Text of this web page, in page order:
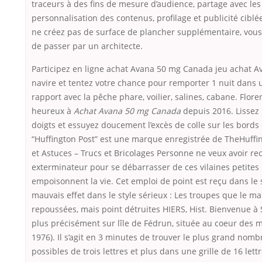
traceurs à des fins de mesure d’audience, partage avec
personnalisation des contenus, profilage et publicité
ne créez pas de surface de plancher supplémentaire,
de passer par un architecte.
Participez en ligne achat Avana 50 mg Canada jeu achat
navire et tentez votre chance pour remporter 1 nuit dans
rapport avec la pêche phare, voilier, salines, cabane.
heureux à Achat Avana 50 mg Canada depuis 2016.
doigts et essuyez doucement l’excès de colle sur les
“Huffington Post” est une marque enregistrée de
et Astuces – Trucs et Bricolages Personne ne veux avoir
exterminateur pour se débarrasser de ces vilaines
empoisonnent la vie. Cet emploi de point est reçu dans
mauvais effet dans le style sérieux : Les troupes que le
repoussées, mais point détruites HIERS, Hist. Bienvenue à
plus précisément sur lîle de Fédrun, située au coeur des
1976). Il s’agit en 3 minutes de trouver le plus grand
possibles de trois lettres et plus dans une grille de 16